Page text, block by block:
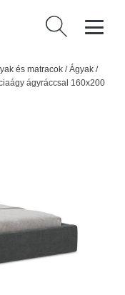
Keresés:
és matracok /Ágyak /
ágyráccsal 160x200